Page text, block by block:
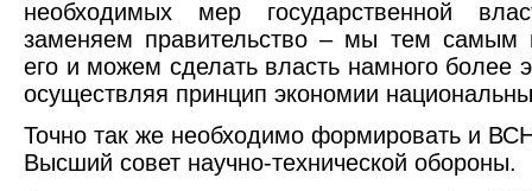
необходимых мер государственной
заменяем правительство – мы тем самым
его и можем сделать власть намного более
осуществляя принцип экономии
Точно так же необходимо формировать и
Высший совет научно-технической обороны.